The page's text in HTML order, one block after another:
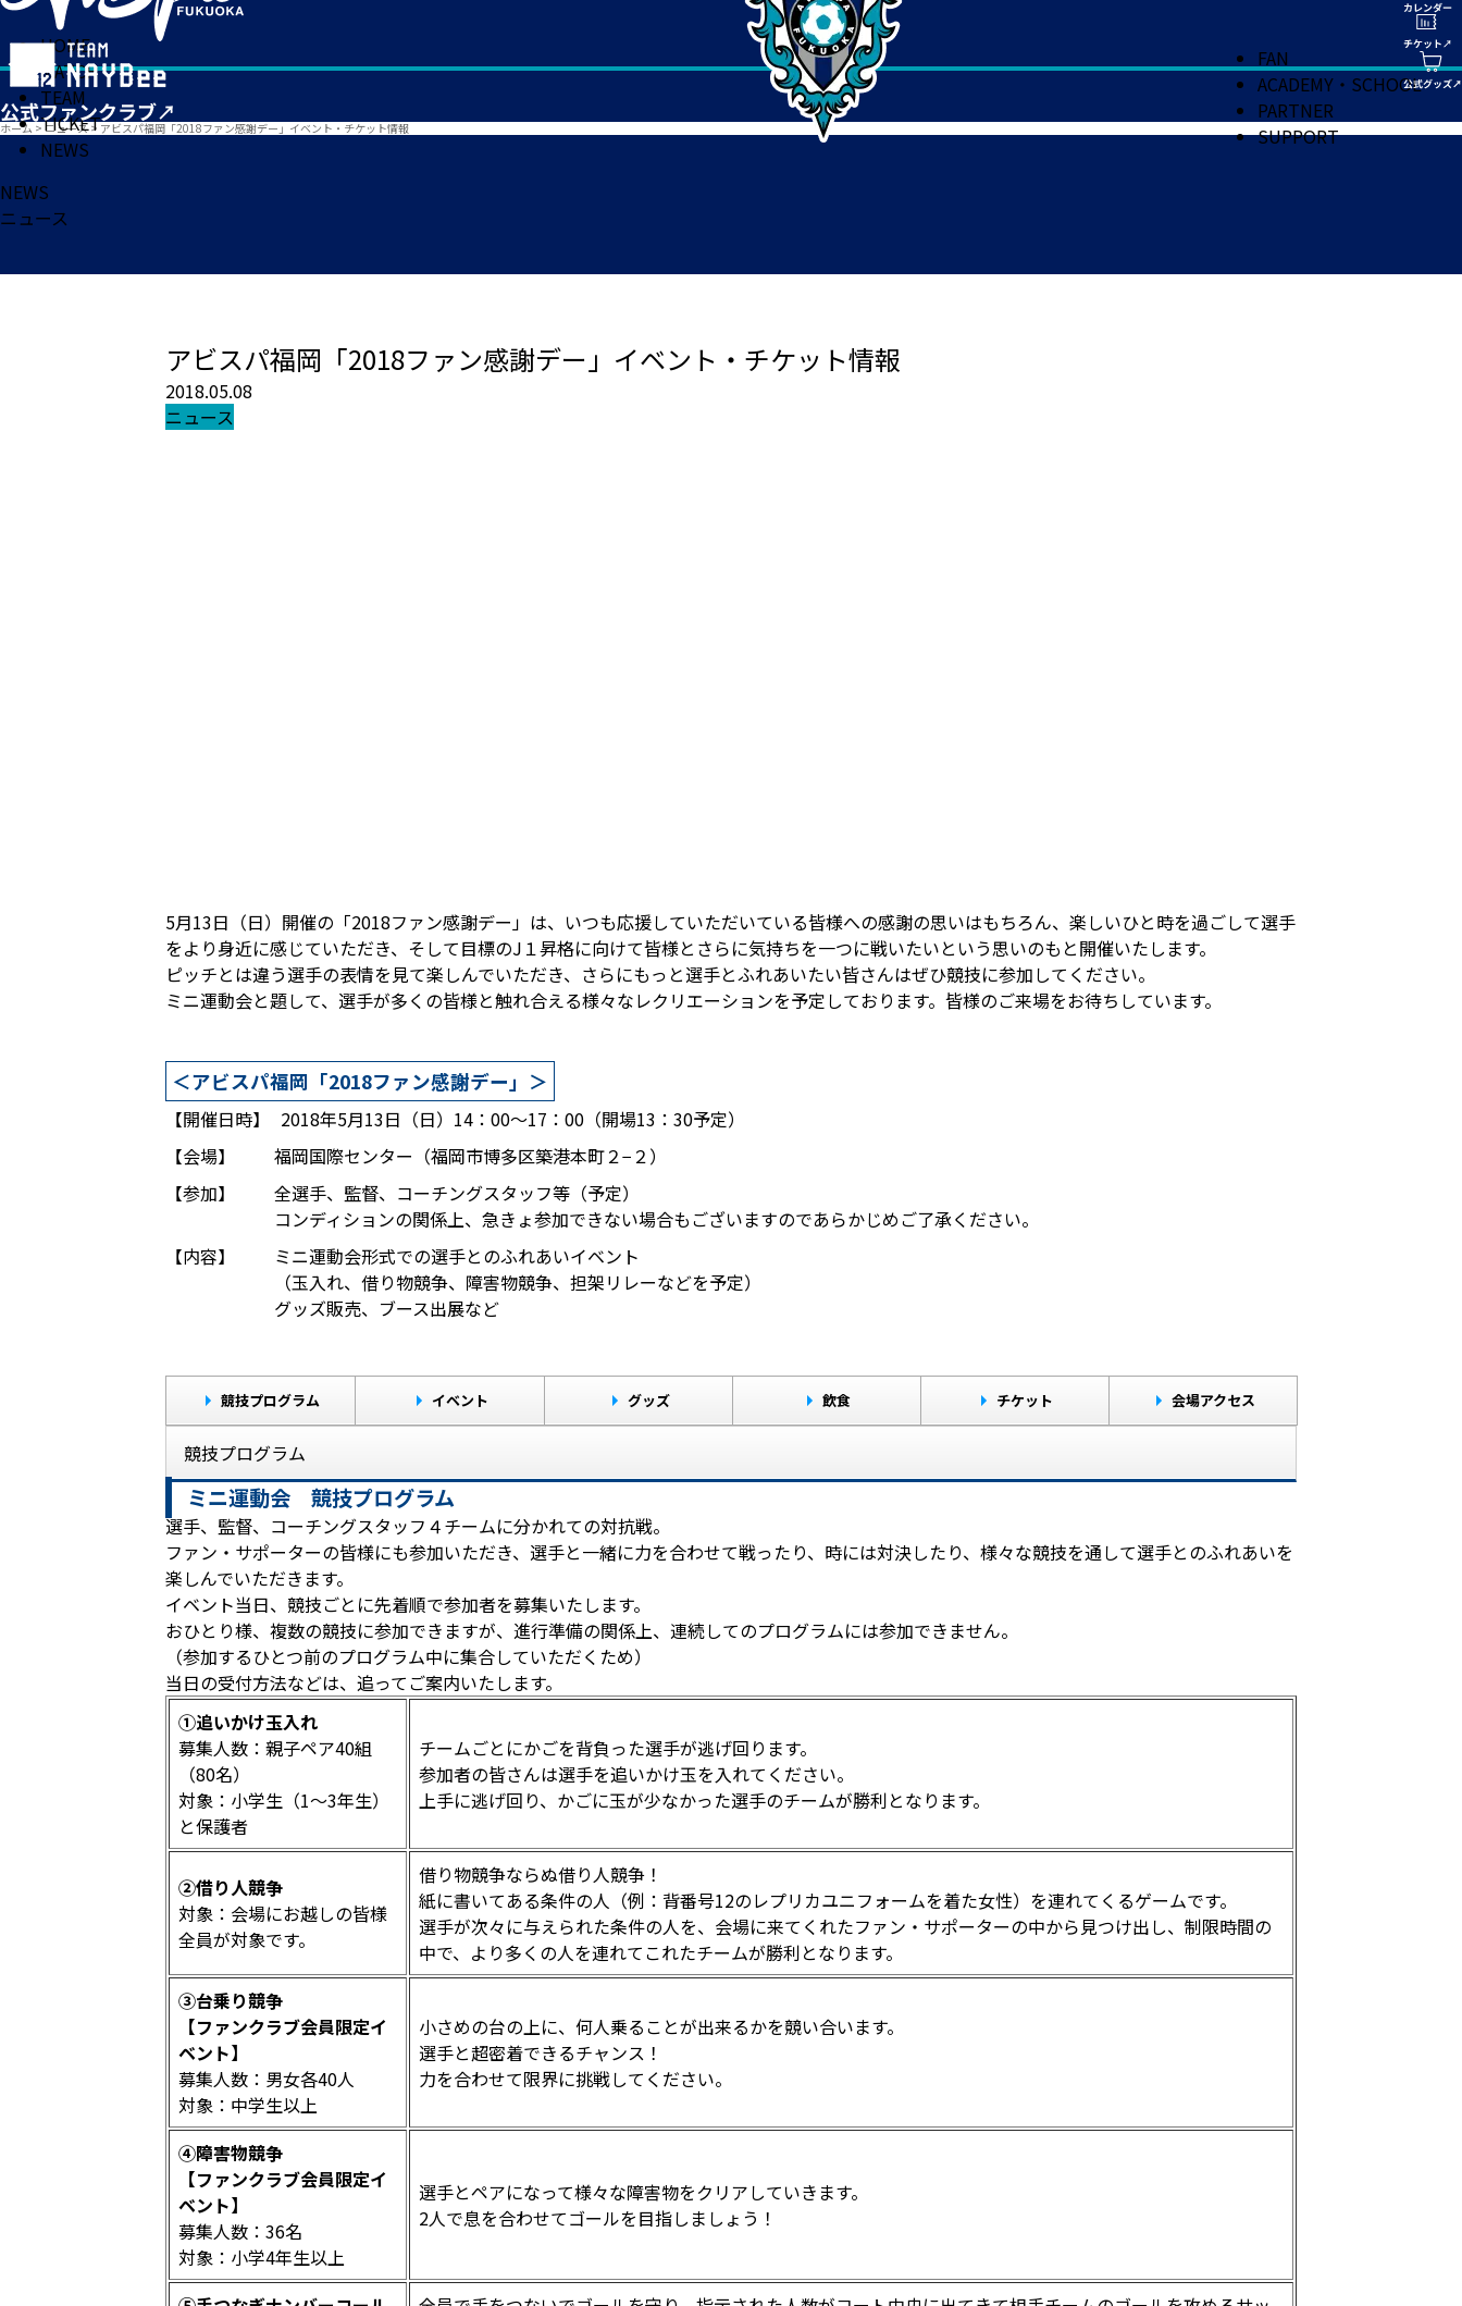
HOME
MATCH
TEAM
TICKET
NEWS
FAN
ACADEMY・SCHOOL
PARTNER
SUPPORT
ホーム > ニュース> アビスパ福岡「2018ファン感謝デー」イベント・チケット情報
NEWS
ニュース
アビスパ福岡「2018ファン感謝デー」イベント・チケット情報
2018.05.08
ニュース
5月13日（日）開催の「2018ファン感謝デー」は、いつも応援していただいている皆様への感謝の思いはもちろん、楽しいひと時を過ごして選手
をより身近に感じていただき、そして目標のJ１昇格に向けて皆様とさらに気持ちを一つに戦いたいという思いのもと開催いたします。
ピッチとは違う選手の表情を見て楽しんでいただき、さらにもっと選手とふれあいたい皆さんはぜひ競技に参加してください。
ミニ運動会と題して、選手が多くの皆様と触れ合える様々なレクリエーションを予定しております。皆様のご来場をお待ちしています。
＜アビスパ福岡「2018ファン感謝デー」＞
【開催日時】
2018年5月13日（日）14：00～17：00（開場13：30予定）
【会場】
福岡国際センター（福岡市博多区築港本町２−２）
【参加】
全選手、監督、コーチングスタッフ等（予定）
コンディションの関係上、急きょ参加できない場合もございますのであらかじめご了承ください。
【内容】
ミニ運動会形式での選手とのふれあいイベント
（玉入れ、借り物競争、障害物競争、担架リレーなどを予定）
グッズ販売、ブース出展など
競技プログラム イベント グッズ 飲食 チケット 会場アクセス
競技プログラム
ミニ運動会 競技プログラム
選手、監督、コーチングスタッフ４チームに分かれての対抗戦。
ファン・サポーターの皆様にも参加いただき、選手と一緒に力を合わせて戦ったり、時には対決したり、様々な競技を通して選手とのふれあいを
楽しんでいただきます。
イベント当日、競技ごとに先着順で参加者を募集いたします。
おひとり様、複数の競技に参加できますが、進行準備の関係上、連続してのプログラムには参加できません。
（参加するひとつ前のプログラム中に集合していただくため）
当日の受付方法などは、追ってご案内いたします。
①追いかけ玉入れ
募集人数：親子ペア40組
（80名）
対象：小学生（1～3年生）
と保護者
チームごとにかごを背負った選手が逃げ回ります。
参加者の皆さんは選手を追いかけ玉を入れてください。
上手に逃げ回り、かごに玉が少なかった選手のチームが勝利となります。
②借り人競争
対象：会場にお越しの皆様
全員が対象です。
借り物競争ならぬ借り人競争！
紙に書いてある条件の人（例：背番号12のレプリカユニフォームを着た女性）を連れてくるゲームです。
選手が次々に与えられた条件の人を、会場に来てくれたファン・サポーターの中から見つけ出し、制限時間の
中で、より多くの人を連れてこれたチームが勝利となります。
③台乗り競争
【ファンクラブ会員限定イ
ベント】
募集人数：男女各40人
対象：中学生以上
小さめの台の上に、何人乗ることが出来るかを競い合います。
選手と超密着できるチャンス！
力を合わせて限界に挑戦してください。
④障害物競争
【ファンクラブ会員限定イ
ベント】
募集人数：36名
対象：小学4年生以上
選手とペアになって様々な障害物をクリアしていきます。
2人で息を合わせてゴールを目指しましょう！